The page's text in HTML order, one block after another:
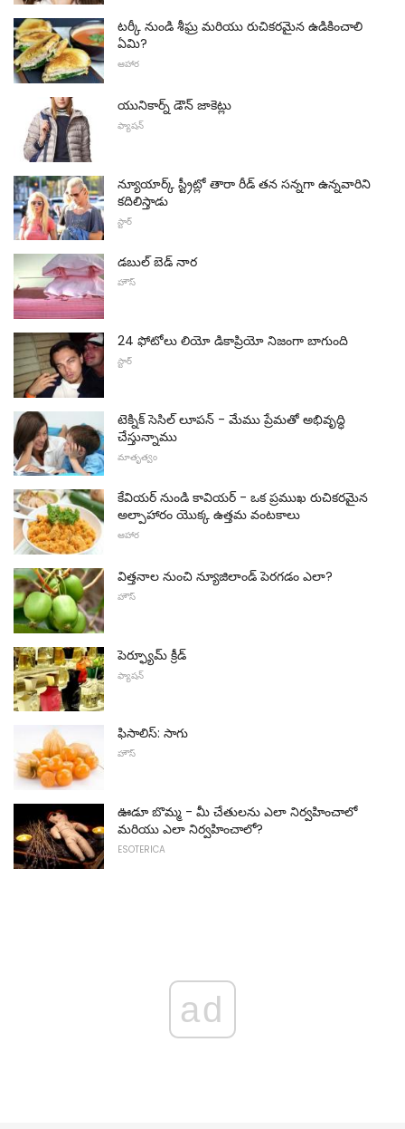
టర్కీ నుండి శీఘ్ర మరియు రుచికరమైన ఉడికించాలి
ఏమి?
ఆహార
యునికార్న్ డౌన్ జాకెట్లు
ఫ్యాషన్
న్యూయార్క్ స్ట్రీట్లో తారా రీడ్ తన సన్నగా ఉన్నవారిని
కదిలిస్తాడు
స్టార్
డబుల్ బెడ్ నార
హౌస్
24 ఫోటోలు లియో డికాప్రియో నిజంగా బాగుంది
స్టార్
టెక్నిక్ సెసిల్ లూపన్ - మేము ప్రేమతో అభివృద్ధి
చేస్తున్నాము
మాతృత్వం
కేవియర్ నుండి కావియర్ - ఒక ప్రముఖ రుచికరమైన
అల్పాహారం యొక్క ఉత్తమ వంటకాలు
ఆహార
విత్తనాల నుంచి న్యూజిలాండ్ పెరగడం ఎలా?
హౌస్
పెర్ఫ్యూమ్ క్రీడ్
ఫ్యాషన్
ఫిసాలిస్: సాగు
హౌస్
ఊడూ బొమ్మ - మీ చేతులను ఎలా నిర్వహించాలో
మరియు ఎలా నిర్వహించాలో?
ESOTERICA
ad